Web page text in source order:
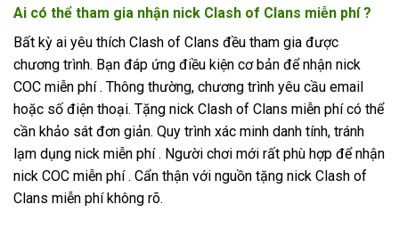
Ai có thể tham gia nhận nick Clash of Clans miễn phí ?
Bất kỳ ai yêu thích Clash of Clans đều tham gia được
chương trình. Bạn đáp ứng điều kiện cơ bản để nhận nick
COC miễn phí . Thông thường, chương trình yêu cầu email
hoặc số điện thoại. Tặng nick Clash of Clans miễn phí có thể
cần khảo sát đơn giản. Quy trình xác minh danh tính, tránh
lạm dụng nick miễn phí . Người chơi mới rất phù hợp để nhận
nick COC miễn phí . Cẩn thận với nguồn tặng nick Clash of
Clans miễn phí không rõ.